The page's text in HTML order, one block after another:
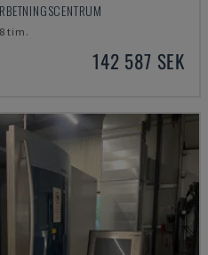
tim.
142 587 SEK